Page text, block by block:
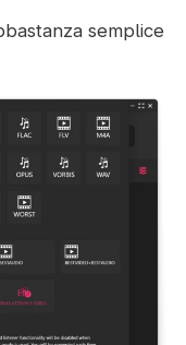
semplice